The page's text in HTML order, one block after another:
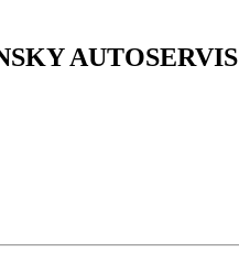
AUTOSERVIS